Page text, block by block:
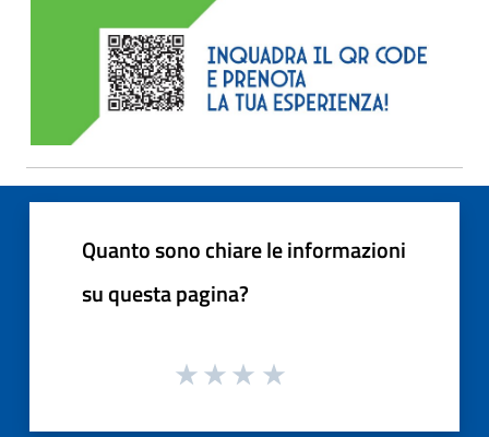
Quanto sono chiare le informazioni
su questa pagina?